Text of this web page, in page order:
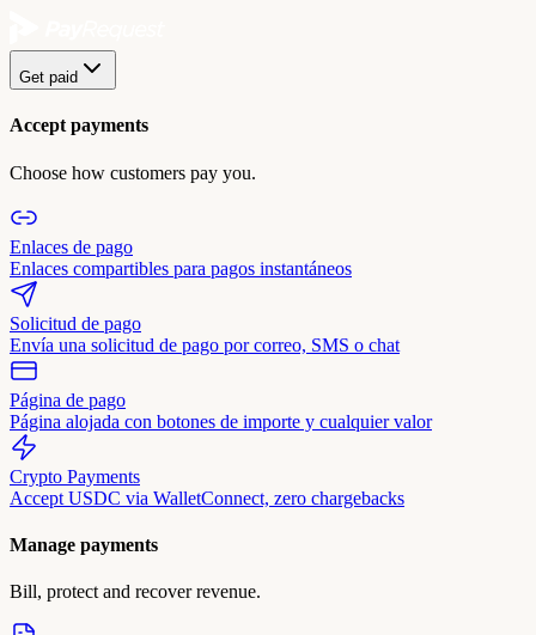
Get paid
Accept payments
Choose how customers pay you.
Enlaces de pago
Enlaces compartibles para pagos instantáneos
Solicitud de pago
Envía una solicitud de pago por correo, SMS o chat
Página de pago
Página alojada con botones de importe y cualquier valor
Crypto Payments
Accept USDC via WalletConnect, zero chargebacks
Manage payments
Bill, protect and recover revenue.